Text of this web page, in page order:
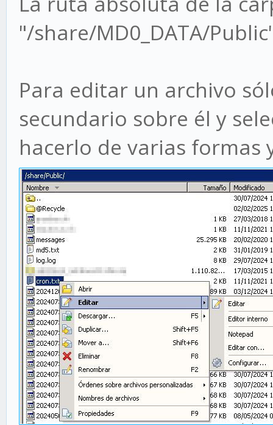
"/share/MD0_DATA/
Para editar un archivo
secundario sobre él y
hacerlo de varias formas